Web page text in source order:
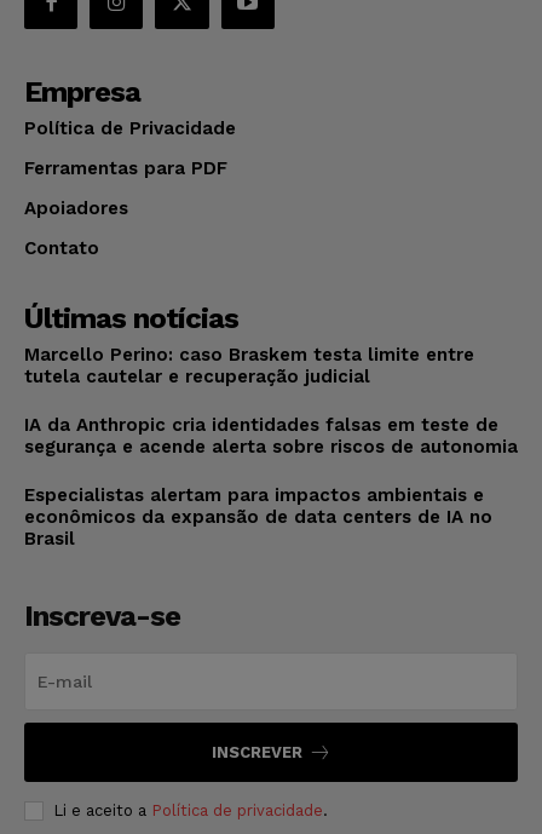
Empresa
Política de Privacidade
Ferramentas para PDF
Apoiadores
Contato
Últimas notícias
Marcello Perino: caso Braskem testa limite entre
tutela cautelar e recuperação judicial
IA da Anthropic cria identidades falsas em teste de
segurança e acende alerta sobre riscos de autonomia
Especialistas alertam para impactos ambientais e
econômicos da expansão de data centers de IA no
Brasil
Inscreva-se
INSCREVER
Li e aceito a Política de privacidade.